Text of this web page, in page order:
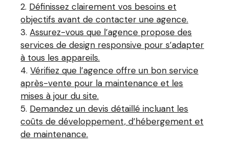
Définissez clairement vos besoins et
objectifs avant de contacter une agence.
Assurez-vous que l’agence propose des
services de design responsive pour s’adapter
à tous les appareils.
Vérifiez que l’agence offre un bon service
après-vente pour la maintenance et les
mises à jour du site.
Demandez un devis détaillé incluant les
coûts de développement, d’hébergement et
de maintenance.